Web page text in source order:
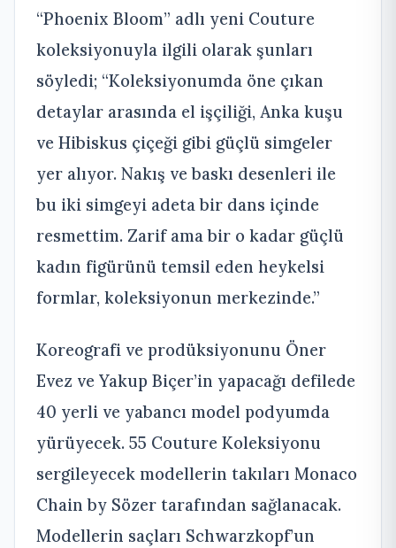
“Phoenix Bloom” adlı yeni Couture
koleksiyonuyla ilgili olarak şunları
söyledi; “Koleksiyonumda öne çıkan
detaylar arasında el işçiliği, Anka kuşu
ve Hibiskus çiçeği gibi güçlü simgeler
yer alıyor. Nakış ve baskı desenleri ile
bu iki simgeyi adeta bir dans içinde
resmettim. Zarif ama bir o kadar güçlü
kadın figürünü temsil eden heykelsi
formlar, koleksiyonun merkezinde.”
Koreografi ve prodüksiyonunu Öner
Evez ve Yakup Biçer’in yapacağı defilede
40 yerli ve yabancı model podyumda
yürüyecek. 55 Couture Koleksiyonu
sergileyecek modellerin takıları Monaco
Chain by Sözer tarafından sağlanacak.
Modellerin saçları Schwarzkopf’un